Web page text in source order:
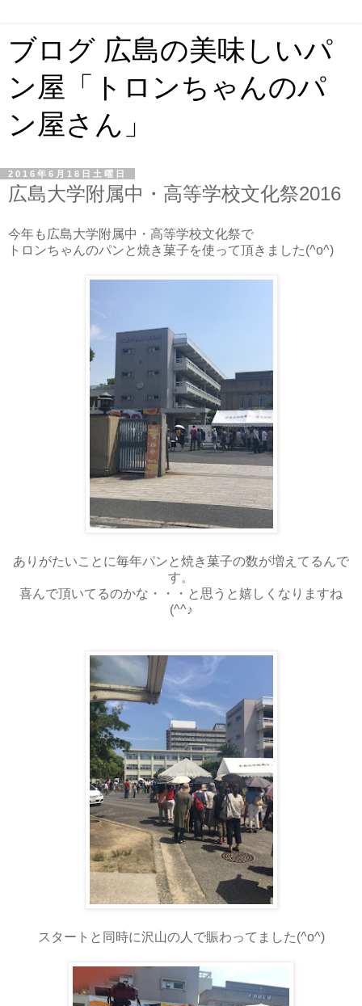
ブログ 広島の美味しいパ
ン屋「トロンちゃんのパ
ン屋さん」
2016年6月18日土曜日
広島大学附属中・高等学校文化祭2016
今年も広島大学附属中・高等学校文化祭で
トロンちゃんのパンと焼き菓子を使って頂きました(^o^)
ありがたいことに毎年パンと焼き菓子の数が増えてるんで
す。
喜んで頂いてるのかな・・・と思うと嬉しくなりますね
(^^♪
スタートと同時に沢山の人で賑わってました(^o^)